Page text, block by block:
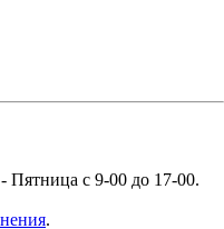
с 9-00 до 17-00.
.